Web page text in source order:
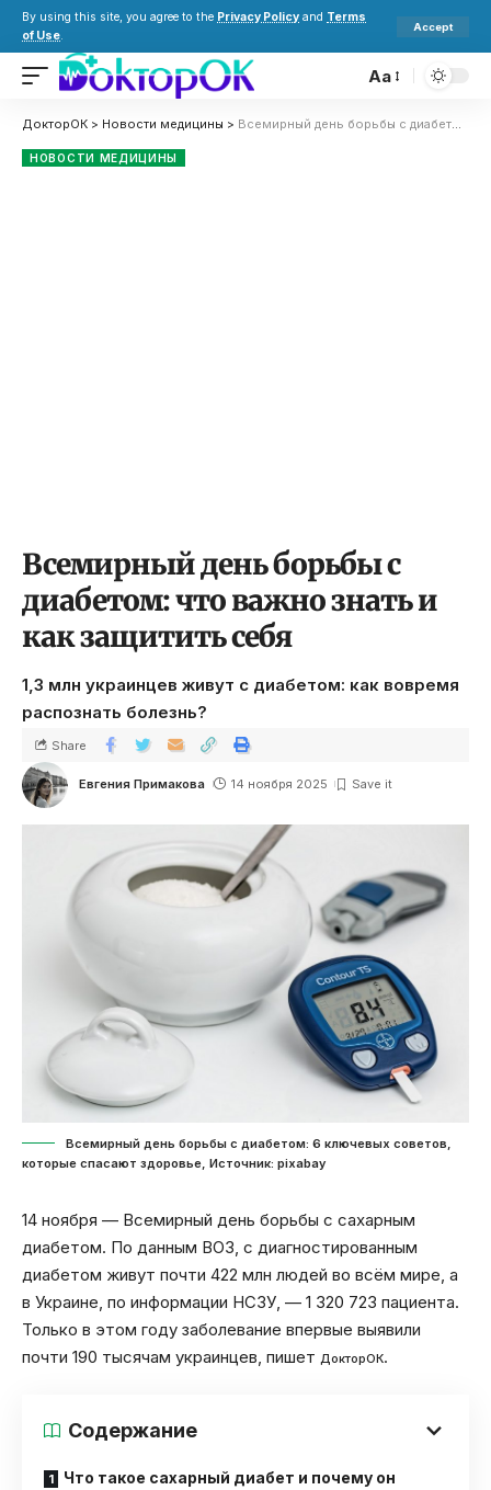
By using this site, you agree to the Privacy Policy and Terms
of Use.
Accept
Aa
ДокторОК > Новости медицины > Всемирный день борьбы с диабетом: что важно знать и как защитить себя
НОВОСТИ МЕДИЦИНЫ
Всемирный день борьбы с
диабетом: что важно знать и
как защитить себя
1,3 млн украинцев живут с диабетом: как вовремя
распознать болезнь?
Евгения Примакова 14 ноября 2025
Share
Всемирный день борьбы с диабетом: 6 ключевых советов,
которые спасают здоровье, Источник: pixabay
14 ноября — Всемирный день борьбы с сахарным
диабетом. По данным ВОЗ, с диагностированным
диабетом живут почти 422 млн людей во всём мире, а
в Украине, по информации НСЗУ, — 1 320 723 пациента.
Только в этом году заболевание впервые выявили
почти 190 тысячам украинцев, пишет ДокторОК.
Содержание
Что такое сахарный диабет и почему он